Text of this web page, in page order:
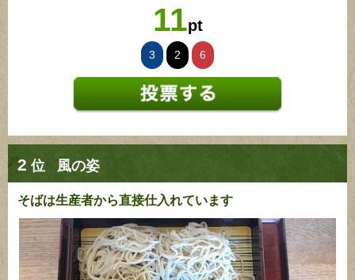
11pt
3 2 6
2 位 風の姿
そばは生産者から直接仕入れています